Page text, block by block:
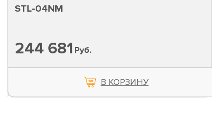
STL-04NM
244 681 Руб.
В КОРЗИНУ